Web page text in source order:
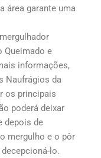
área garante uma
Queimado e
informações,
Naufrágios da
os principais
poderá deixar
depois de
mergulho e o pôr
lo.